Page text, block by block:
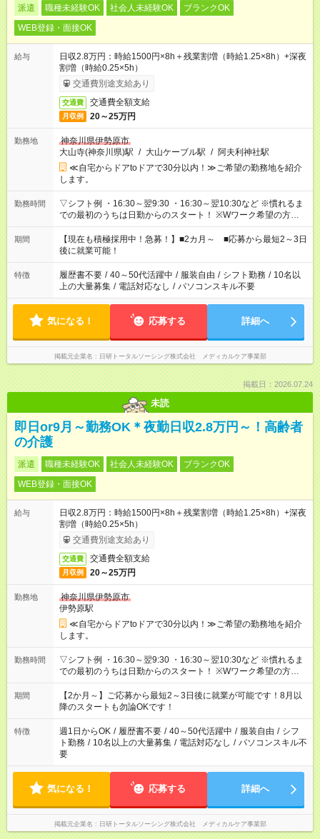
派遣 職種未経験OK 社会人未経験OK
ブランクOK
WEB登録・面接OK
給与
日収2.8万円：時給1500円×8h＋残業割増（時給1.25×8h）+深夜
割増（時給0.25×5h）
交通費別途支給あり
交通費 交通費全額支給
月収例 20～25万円
勤務地
神奈川県伊勢原市
大山寺(神奈川県)駅 / 大山ケーブル駅 / 阿夫利神社駅
≪自宅からドアtoドアで30分以内！≫ご希望の勤務地を紹介
します。
勤務時間
▽シフト例 ・16:30～翌9:30 ・16:30～翌10:30など ※慣れるま
での最初のうちは日勤からのスタート！ ※Wワーク希望の方へ
今ご覧のお仕事で希望する勤務時間と、もう1つのお仕事の勤務
時間。 合計で週40時間を超える場合は応募できません。
期間
【現在も積極採用中！急募！】■2カ月～ ■応募から最短2～3日
後に就業可能！
特徴 履歴書不要 / 40～50代活躍中 / 服装自由 / シフト勤務 / 10名以
上の大量募集 / 電話対応なし / パソコンスキル不要
気になる！ 応募する 詳細へ
掲載元企業名 日研トータルソーシング株式会社 メディカルケア事業部
掲載日：2026.07.24
未読
即日or9月～勤務OK＊夜勤日収2.8万円～！高齢者
の介護
派遣 職種未経験OK 社会人未経験OK
ブランクOK
WEB登録・面接OK
給与
日収2.8万円：時給1500円×8h＋残業割増（時給1.25×8h）+深夜
割増（時給0.25×5h）
交通費別途支給あり
交通費 交通費全額支給
月収例 20～25万円
勤務地
神奈川県伊勢原市
伊勢原駅
≪自宅からドアtoドアで30分以内！≫ご希望の勤務地を紹介
します。
勤務時間
▽シフト例 ・16:30～翌9:30 ・16:30～翌10:30など ※慣れるま
での最初のうちは日勤からのスタート！ ※Wワーク希望の方へ
今ご覧のお仕事で希望する勤務時間と、もう1つのお仕事の勤務
時間。 合計で週40時間を超える場合は応募できません。
期間
【2か月～】ご応募から最短2～3日後に就業が可能です！8月以
降のスタートも勿論OKです！
特徴 週1日からOK / 履歴書不要 / 40～50代活躍中 / 服装自由 / シフ
ト勤務 / 10名以上の大量募集 / 電話対応なし / パソコンスキル不
要
気になる！ 応募する 詳細へ
掲載元企業名 日研トータルソーシング株式会社 メディカルケア事業部